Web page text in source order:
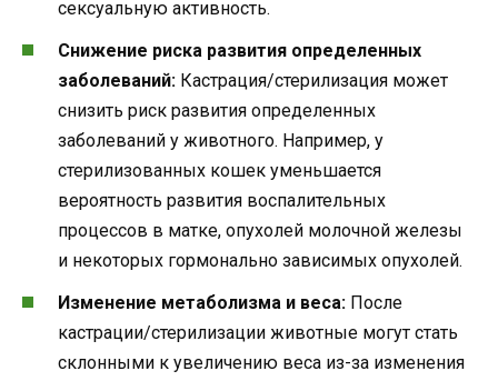
сексуальную активность.
Снижение риска развития определенных
заболеваний: Кастрация/стерилизация может
снизить риск развития определенных
заболеваний у животного. Например, у
стерилизованных кошек уменьшается
вероятность развития воспалительных
процессов в матке, опухолей молочной железы
и некоторых гормонально зависимых опухолей.
Изменение метаболизма и веса: После
кастрации/стерилизации животные могут стать
склонными к увеличению веса из-за изменения